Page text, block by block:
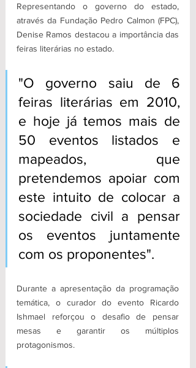
Representando o governo do estado,
através da Fundação Pedro Calmon (FPC),
Denise Ramos destacou a importância das
feiras literárias no estado.
"O governo saiu de 6
feiras literárias em 2010,
e hoje já temos mais de
50 eventos listados e
mapeados, que
pretendemos apoiar com
este intuito de colocar a
sociedade civil a pensar
os eventos juntamente
com os proponentes".
Durante a apresentação da programação
temática, o curador do evento Ricardo
Ishmael reforçou o desafio de pensar
mesas e garantir os múltiplos
protagonismos.